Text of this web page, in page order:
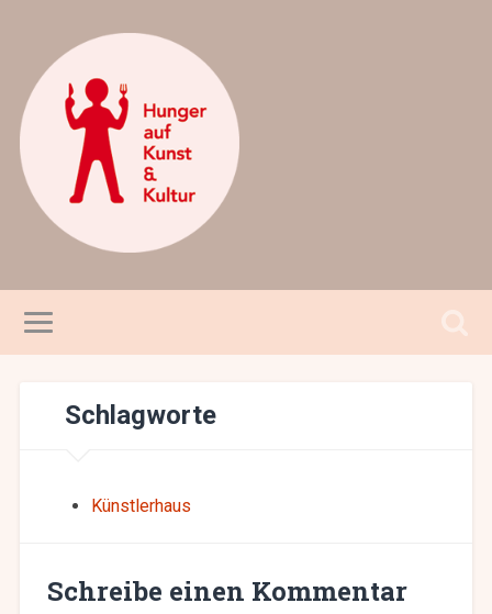
Schlagworte
Künstlerhaus
Schreibe einen Kommentar